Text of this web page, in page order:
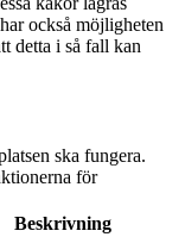
också möjligheten
detta i så fall kan
ska fungera.
för
Beskrivning